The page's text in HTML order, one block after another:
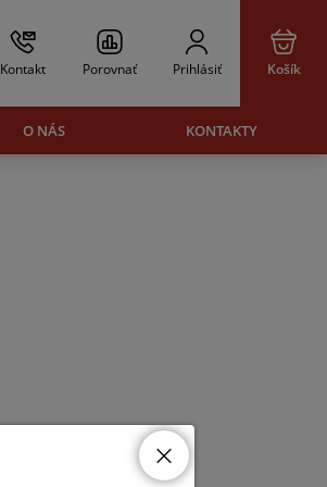
Kontakt Porovnať Prihlásiť Košík
O NÁS KONTAKTY